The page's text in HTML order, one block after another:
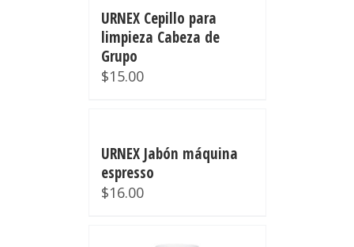
URNEX Cepillo para
limpieza Cabeza de
Grupo
$15.00
URNEX Jabón máquina
espresso
$16.00